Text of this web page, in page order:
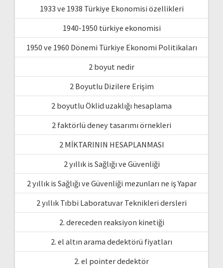
1933 ve 1938 Türkiye Ekonomisi özellikleri
1940-1950 türkiye ekonomisi
1950 ve 1960 Dönemi Türkiye Ekonomi Politikaları
2 boyut nedir
2 Boyutlu Dizilere Erişim
2 boyutlu Öklid uzaklığı hesaplama
2 faktörlü deney tasarımı örnekleri
2 MİKTARININ HESAPLANMASI
2 yıllık is Sağlığı ve Güvenliği
2 yıllık is Sağlığı ve Güvenliği mezunları ne iş Yapar
2 yıllık Tıbbi Laboratuvar Teknikleri dersleri
2. dereceden reaksiyon kinetiği
2. el altın arama dedektörü fiyatları
2. el pointer dedektör